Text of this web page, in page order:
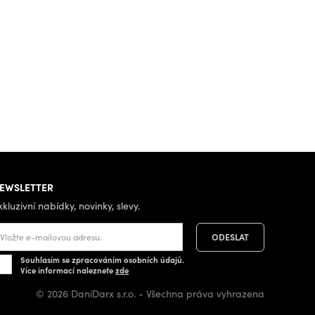
nabídky, novinky, slevy.
Souhlasím se zpracováním osobních údajů.
Více informací naleznetezde
© 2026 DaniDarx s.r.o. - Všechna práva vyhrazena